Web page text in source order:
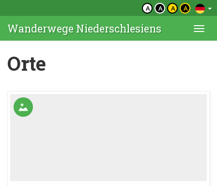
A A A A
Wanderwege Niederschlesiens
Orte